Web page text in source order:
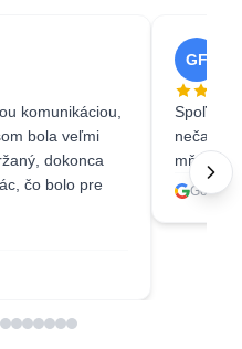
komunikáciou,
bola veľmi
dokonca
čo bolo pre
GF
mňa
Google